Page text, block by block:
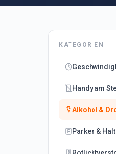
KATEGORIEN
Handy am
Alkohol &
Parken &